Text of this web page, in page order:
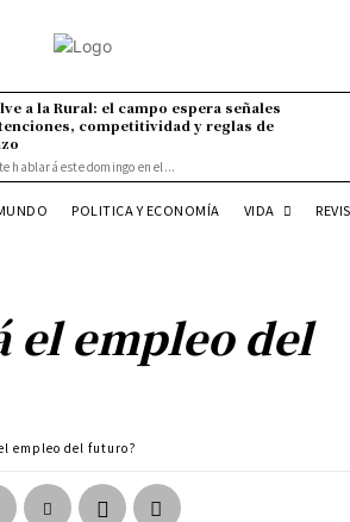
a la Rural: el campo espera señales
competitividad y reglas de
hablará este domingo en el...
POLITICA Y ECONOMÍA VIDA
el empleo del
empleo del futuro?